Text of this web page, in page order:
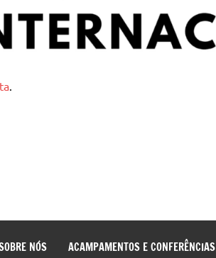
.
NÓS ACAMPAMENTOS E CONFERÊNCIAS